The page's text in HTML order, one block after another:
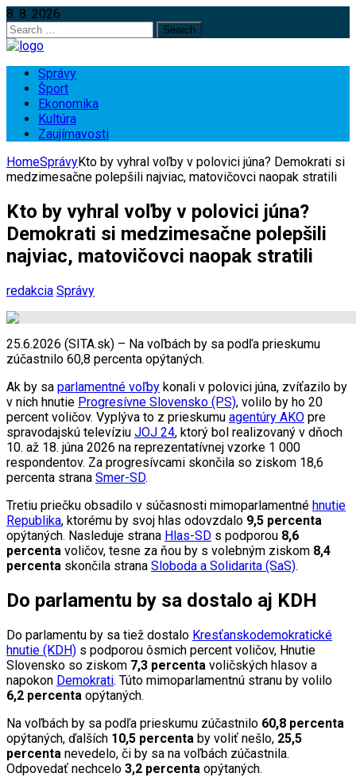
8. 8. 2026
Search
for:
Správy
Šport
Ekonomika
Kultúra
Zaujímavosti
HomeSprávyKto by vyhral voľby v polovici júna? Demokrati si
medzimesačne polepšili najviac, matovičovci naopak stratili
Kto by vyhral voľby v polovici júna?
Demokrati si medzimesačne polepšili
najviac, matovičovci naopak stratili
redakcia Správy
25.6.2026 (SITA.sk) – Na voľbách by sa podľa prieskumu
zúčastnilo 60,8 percenta opýtaných.
Ak by sa parlamentné voľby konali v polovici júna, zvíťazilo by
v nich hnutie Progresívne Slovensko (PS), volilo by ho 20
percent voličov. Vyplýva to z prieskumu agentúry AKO pre
spravodajskú televíziu JOJ 24, ktorý bol realizovaný v dňoch
10. až 18. júna 2026 na reprezentatívnej vzorke 1 000
respondentov. Za progresívcami skončila so ziskom 18,6
percenta strana Smer-SD.
Tretiu priečku obsadilo v súčasnosti mimoparlamentné hnutie
Republika, ktorému by svoj hlas odovzdalo 9,5 percenta
opýtaných. Nasleduje strana Hlas-SD s podporou 8,6
percenta voličov, tesne za ňou by s volebným ziskom 8,4
percenta skončila strana Sloboda a Solidarita (SaS).
Do parlamentu by sa dostalo aj KDH
Do parlamentu by sa tiež dostalo Kresťanskodemokratické
hnutie (KDH) s podporou ôsmich percent voličov, Hnutie
Slovensko so ziskom 7,3 percenta voličských hlasov a
napokon Demokrati. Túto mimoparlamentnú stranu by volilo
6,2 percenta opýtaných.
Na voľbách by sa podľa prieskumu zúčastnilo 60,8 percenta
opýtaných, ďalších 10,5 percenta by voliť nešlo, 25,5
percenta nevedelo, či by sa na voľbách zúčastnila.
Odpovedať nechcelo 3,2 percenta opýtaných.